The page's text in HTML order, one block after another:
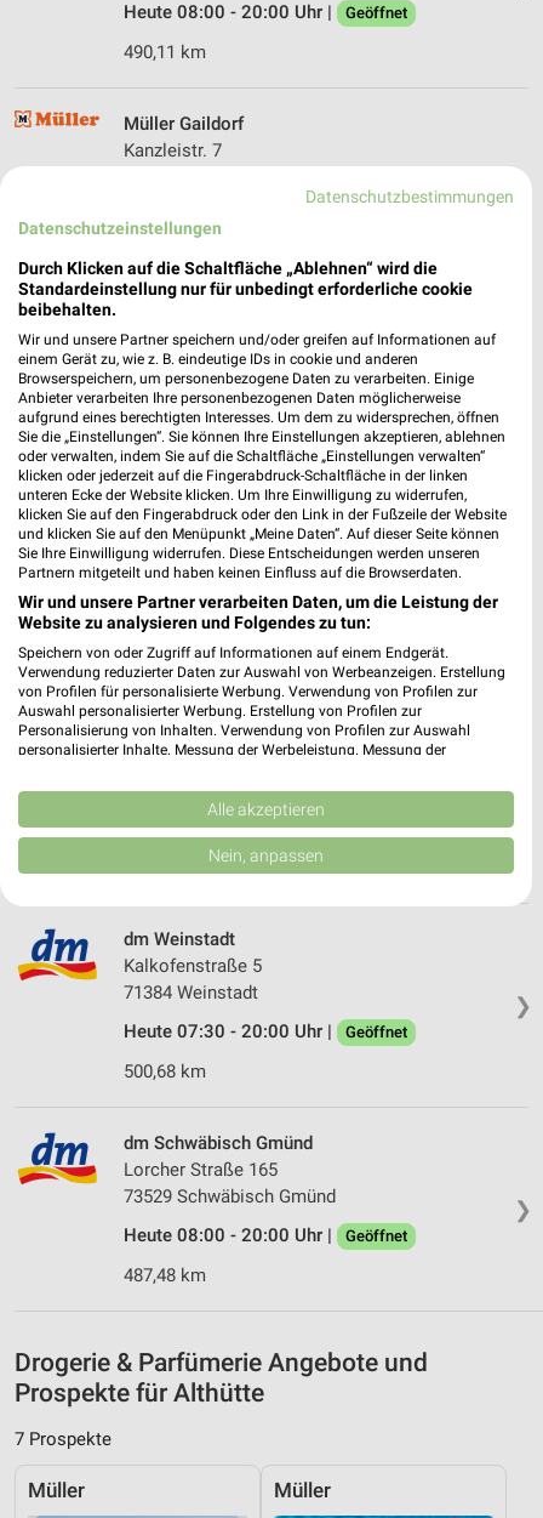
Heute 08:00 - 20:00 Uhr |
Geöffnet
490,11 km
❯
Müller Gaildorf
Kanzleistr. 7
Heute 08:30 - 19:00 Uhr |
467,46 km • Angebote: 4 Prospekte
Schillerstraße 5b
74405 Gaildorf
Heute 08:00 - 20:00 Uhr |
Geöffnet
467,35 km
Rossmann Mainhardt
Im Seetal 15
Heute 09:00 - 19:00 Uhr | Geöffnet
468,33 km • Angebote: 3 Prospekte
❯
dm Mutlangen
73557 Mutlangen
Heute 08:00 - 20:00 Uhr | Geöffnet
❯
dm Weinstadt
Kalkofenstraße 5
71384 Weinstadt
Heute 07:30 - 20:00 Uhr |
Geöffnet
500,68 km
❯
dm Schwäbisch Gmünd
Lorcher Straße 165
73529 Schwäbisch Gmünd
Heute 08:00 - 20:00 Uhr |
Geöffnet
487,48 km
Drogerie & Parfümerie Angebote und
Prospekte für Althütte
7 Prospekte
Müller Müller
Datenschutzbestimmungen
Datenschutzeinstellungen
Durch Klicken auf die Schaltfläche „Ablehnen“ wird die
Standardeinstellung nur für unbedingt erforderliche cookie
beibehalten.
Wir und unsere Partner speichern und/oder greifen auf Informationen auf
einem Gerät zu, wie z. B. eindeutige IDs in cookie und anderen
Browserspeichern, um personenbezogene Daten zu verarbeiten. Einige
Anbieter verarbeiten Ihre personenbezogenen Daten möglicherweise
aufgrund eines berechtigten Interesses. Um dem zu widersprechen, öffnen
Sie die „Einstellungen“. Sie können Ihre Einstellungen akzeptieren, ablehnen
oder verwalten, indem Sie auf die Schaltfläche „Einstellungen verwalten“
klicken oder jederzeit auf die Fingerabdruck-Schaltfläche in der linken
unteren Ecke der Website klicken. Um Ihre Einwilligung zu widerrufen,
klicken Sie auf den Fingerabdruck oder den Link in der Fußzeile der Website
und klicken Sie auf den Menüpunkt „Meine Daten“. Auf dieser Seite können
Sie Ihre Einwilligung widerrufen. Diese Entscheidungen werden unseren
Partnern mitgeteilt und haben keinen Einfluss auf die Browserdaten.
Wir und unsere Partner verarbeiten Daten, um die Leistung der
Website zu analysieren und Folgendes zu tun:
Speichern von oder Zugriff auf Informationen auf einem Endgerät.
Verwendung reduzierter Daten zur Auswahl von Werbeanzeigen. Erstellung
von Profilen für personalisierte Werbung. Verwendung von Profilen zur
Auswahl personalisierter Werbung. Erstellung von Profilen zur
Personalisierung von Inhalten. Verwendung von Profilen zur Auswahl
personalisierter Inhalte. Messung der Werbeleistung. Messung der
Kombinationen von Daten aus verschiedenen Quellen. Entwicklung und
Verbesserung der Angebote. Verwendung reduzierter Daten zur Auswahl
von Inhalten.
Daten können außerhalb der Europäischen Union weitergegeben und in die
Website/App.
Partnerliste anzeigen (1 IAB-Anbieter)
Wir nutzen Ihre Daten für folgende Zwecke:
IAB-Verarbeitungszwecke:
Speichern von oder Zugriff auf Informationen
auf einem Endgerät
Werbeanzeigen
Erstellung von Profilen für personalisierte
personalisierter Werbung
Verwendung von Profilen zur Auswahl
personalisierter Inhalte
Messung der Performance von Inhalten
Alle akzeptieren
Nein, anpassen